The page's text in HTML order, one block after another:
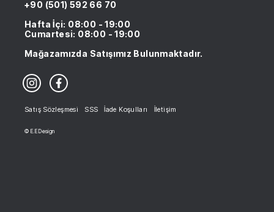
+90 (501) 592 66 70
Hafta İçi: 08:00 - 19:00
Cumartesi: 08:00 - 19:00
Mağazamızda Satışımız Bulunmaktadır.
© E.E Design
Satış Sözleşmesi SSS İade Koşulları İletişim